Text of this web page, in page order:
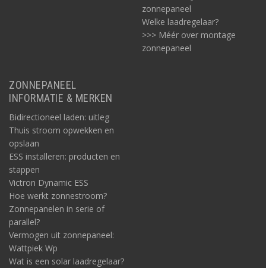
zonnepaneel
Welke laadregelaar?
>>> Méér over montage
zonnepaneel
ZONNEPANEEL
INFORMATIE & MERKEN
Bidirectioneel laden: uitleg
Thuis stroom opwekken en
opslaan
ESS installeren: producten en
stappen
Victron Dynamic ESS
Hoe werkt zonnestroom?
Zonnepanelen in serie of
parallel?
Vermogen uit zonnepaneel:
Wattpiek Wp
Wat is een solar laadregelaar?